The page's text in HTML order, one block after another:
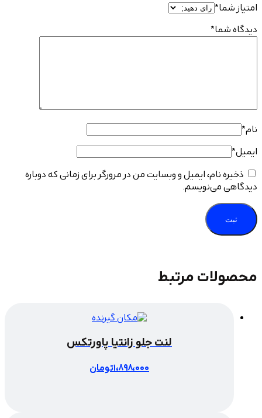
*
ایمیل و وبسایت من در مرورگر برای زمانی که دوباره
مرتبط
لنت جلو زانتیا پاورتکس
تومان